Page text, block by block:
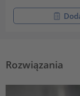
Rozwiązania